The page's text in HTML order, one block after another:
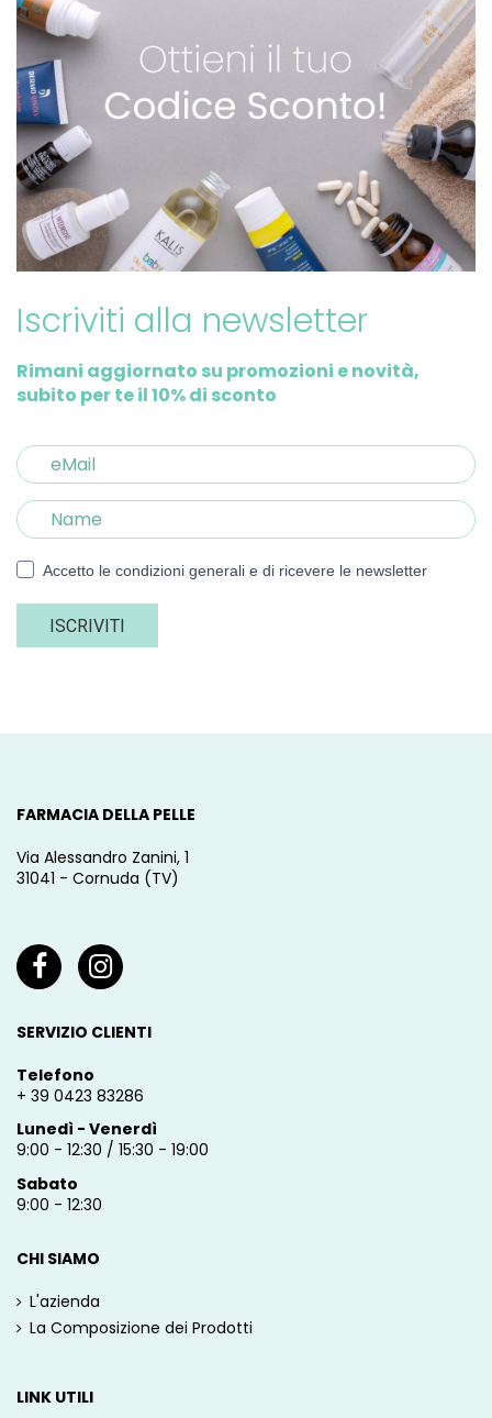
Iscriviti alla newsletter
Rimani aggiornato su promozioni e novità,
subito per te il 10% di sconto
Accetto le condizioni generali e di ricevere le newsletter
ISCRIVITI
FARMACIA DELLA PELLE
Via Alessandro Zanini, 1
31041 - Cornuda (TV)
SERVIZIO CLIENTI
Telefono
+ 39 0423 83286
Lunedì - Venerdì
9:00 - 12:30 / 15:30 - 19:00
Sabato
9:00 - 12:30
CHI SIAMO
L'azienda
La Composizione dei Prodotti
LINK UTILI